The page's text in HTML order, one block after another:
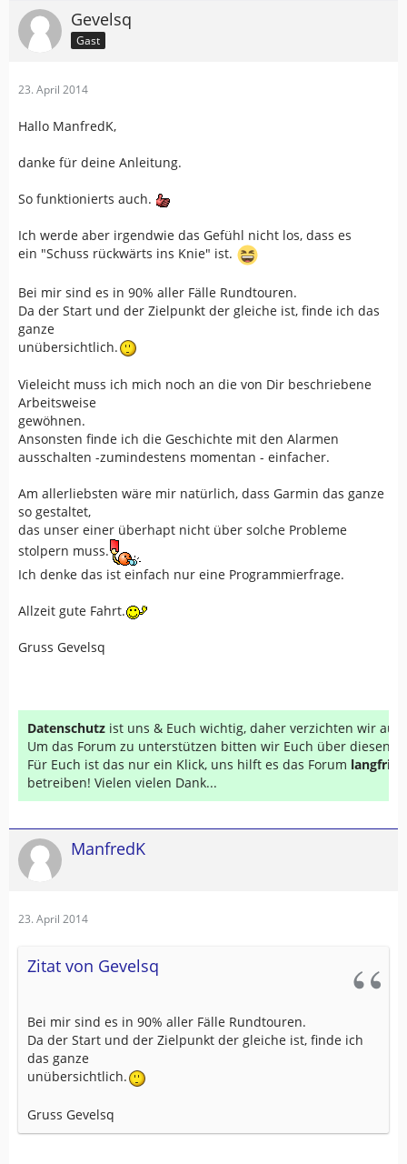
<extensions>
<trp: ShapingPoint
###########################################
##
4. Wegpunkt als ShapingPoint: Wegpunkt ohne Alarm
<rtept lat="51.310358047485352"
lon="10.286121368408203">
<time>2014-03-23T19:49:03Z</time>
<name>Zwischenwegpunkt-</name>
<sym>Flag, Blue</sym>
<trp:ShapingPoint/>
Gruß
Canario
Gevelsq
Gast
23. April 2014
Hallo ManfredK,
danke für deine Anleitung.
So funktionierts auch.
Ich werde aber irgendwie das Gefühl nicht los, dass es
ein "Schuss rückwärts ins Knie" ist.
Bei mir sind es in 90% aller Fälle Rundtouren.
Da der Start und der Zielpunkt der gleiche ist, finde ich das
ganze
unübersichtlich.
Vieleicht muss ich mich noch an die von Dir beschriebene
Arbeitsweise
gewöhnen.
Ansonsten finde ich die Geschichte mit den Alarmen
ausschalten -zumindestens momentan - einfacher.
Am allerliebsten wäre mir natürlich, dass Garmin das ganze
so gestaltet,
das unser einer überhapt nicht über solche Probleme
stolpern muss.
Ich denke das ist einfach nur eine Programmierfrage.
Allzeit gute Fahrt.
Gruss Gevelsq
Datenschutz ist uns & Euch wichtig, daher verzichten wir auf
Um das Forum zu unterstützen bitten wir Euch über diesen
Für Euch ist das nur ein Klick, uns hilft es das Forum
betreiben! Vielen vielen Dank...
ManfredK
23. April 2014
Zitat von Gevelsq
Bei mir sind es in 90% aller Fälle Rundtouren.
Da der Start und der Zielpunkt der gleiche ist, finde ich
das ganze
unübersichtlich.
Gruss Gevelsq